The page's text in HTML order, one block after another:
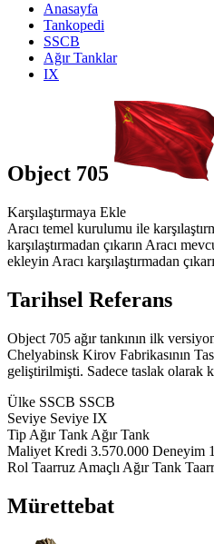
Anasayfa
Tankopedi
SSCB
Ağır Tanklar
IX
Object 705
Karşılaştırmaya Ekle
Aracı temel kurulumu ile
karşılaştırmadan çıkarın Aracı
ekleyin Aracı karşılaştırmadan
Tarihsel Referans
Object 705 ağır tankının ilk
Chelyabinsk Kirov Fabrikasının
geliştirilmişti. Sadece taslak olarak
Ülke SSCB SSCB
Seviye Seviye IX
Tip Ağır Tank Ağır Tank
Maliyet Kredi 3.570.000 Deneyim
Rol Taarruz Amaçlı Ağır Tank
Mürettebat